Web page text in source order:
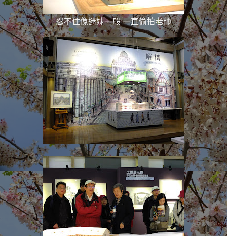
忍不住像迷妹一般 一直偷拍老師